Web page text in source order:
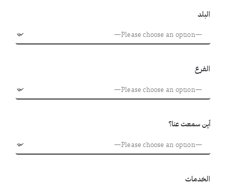
البلد
الفرع
أين سمعت عنا؟
الخدمات